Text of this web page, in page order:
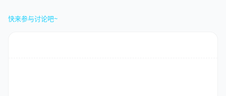
快来参与讨论吧~